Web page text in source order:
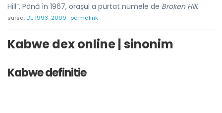
Hill”. Până în 1967, orașul a purtat numele de Broken Hill.
sursa:DE 1993-2009 permalink
Kabwe dex online | sinonim
Kabwe definitie